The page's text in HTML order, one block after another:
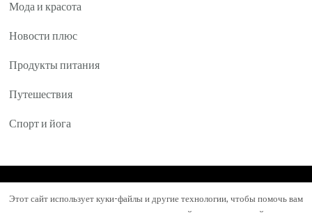
Мода и красота
Новости плюс
Продукты питания
Путешествия
Спорт и йога
Mental Health Coach | Разработана Blossom
Этот сайт использует куки-файлы и другие технологии, чтобы помочь вам